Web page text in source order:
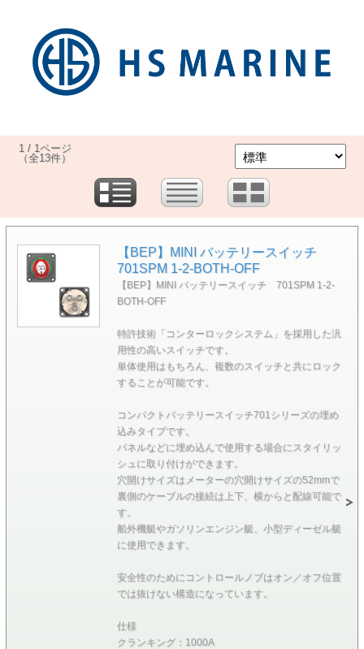
1 / 1ページ
（全13件）
【BEP】MINI バッテリースイッチ
701SPM 1-2-BOTH-OFF
【BEP】MINI バッテリースイッチ 701SPM 1-2-
BOTH-OFF
特許技術「コンターロックシステム」を採用した汎
用性の高いスイッチです。
単体使用はもちろん、複数のスイッチと共にロック
することが可能です。
コンパクトバッテリースイッチ701シリーズの埋め
込みタイプです。
パネルなどに埋め込んで使用する場合にスタイリッ
シュに取り付けができます。
穴開けサイズはメーターの穴開けサイズの52mmで
裏側のケーブルの接続は上下、横からと配線可能で
す。
船外機艇やガソリンエンジン艇、小型ディーゼル艇
に使用できます。
安全性のためにコントロールノブはオン／オフ位置
では抜けない構造になっています。
仕様
クランキング：1000A